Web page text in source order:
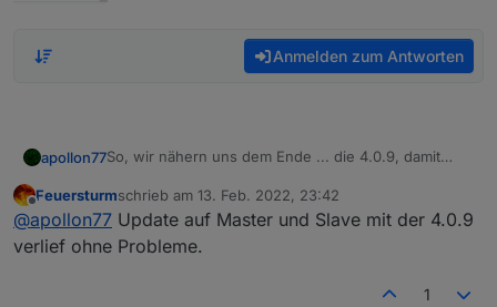
Anmelden zum Antworten
apollon77So, wir nähern uns dem Ende ... die 4.0.9, damit
auf dem Weg ins Latest Repo:
4.0.9 (2022-02-13)
(foxriver76) dependency check on instance
deletion: hostname has to be relative to
(foxriver76) fix setInterval method for adapters
Offline
Feuersturmschrieb am 13. Feb. 2022, 23:42
zuletzt editiert von
@apollon77 Update auf Master und Slave mit der 4.0.9
verlief ohne Probleme.
1